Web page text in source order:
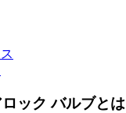
ック バルブとは